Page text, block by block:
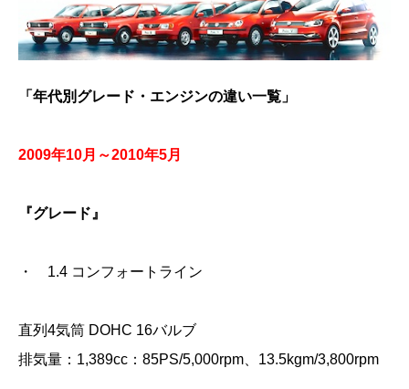
「年代別グレード・エンジンの違い一覧」
2009年10月～2010年5月
『グレード』
・ 1.4 コンフォートライン
直列4気筒 DOHC 16バルブ
排気量：1,389cc：85PS/5,000rpm、13.5kgm/3,800rpm